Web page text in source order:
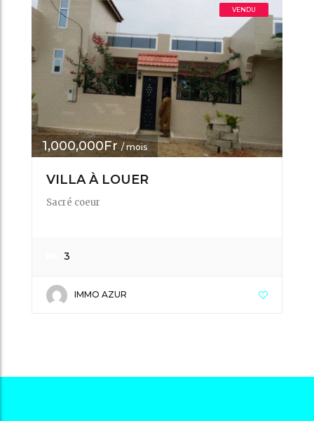
VENDU
1,000,000Fr / mois
VILLA À LOUER
Sacré coeur
3
IMMO AZUR